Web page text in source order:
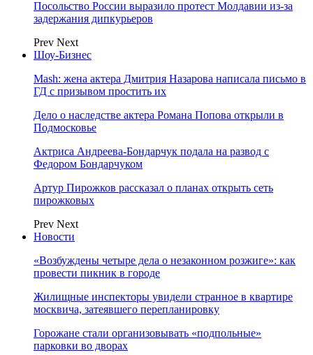
Посольство России выразило протест Молдавии из-за
задержания дипкурьеров
Prev Next
Шоу-Бизнес
Mash: жена актера Дмитрия Назарова написала письмо в
ГД с призывом простить их
Дело о наследстве актера Романа Попова открыли в
Подмосковье
Актриса Андреева-Бондарчук подала на развод с
Федором Бондарчуком
Артур Пирожков рассказал о планах открыть сеть
пирожковых
Prev Next
Новости
«Возбуждены четыре дела о незаконном розжиге»: как
провести пикник в городе
Жилищные инспекторы увидели странное в квартире
москвича, затеявшего перепланировку
Горожане стали организовывать «подпольные»
парковки во дворах